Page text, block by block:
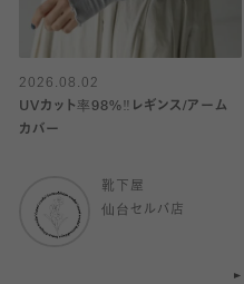
2026.08.02
UVカット率98%‼︎レギンス/アーム
カバー
靴下屋
仙台セルバ店